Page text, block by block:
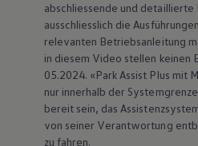
Mehr zu denHighlights
abschliessende und detaillierte
ausschliesslich die
relevanten Betriebsanleitung
in diesem Video stellen keinen
05.2024. «Park Assist Plus mit
nur innerhalb der
bereit sein, das
von seiner Verantwortung
zu fahren.